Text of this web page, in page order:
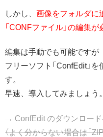
しかし、 画像をフォルダに
「CONFファイル」の編集が
編集は手動でも可能ですが
フリーソフト「ConfEdit」
す。
早速、導入してみましょう。
→ ConfEdit のダウンロー
（よく分からない場合は「